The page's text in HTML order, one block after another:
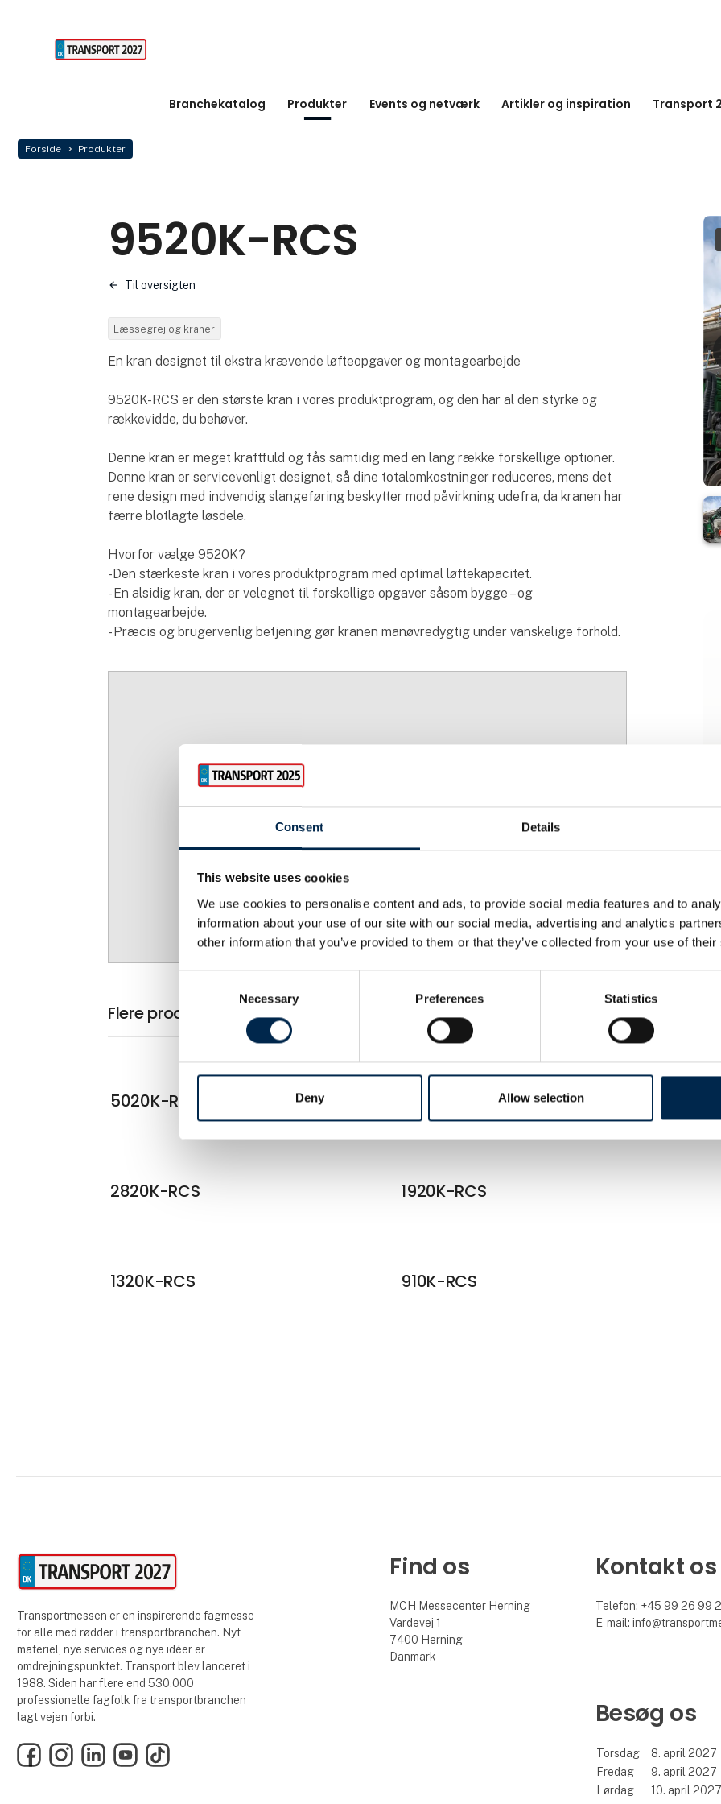
Consent Details
This website uses cookies
We use cookies to personalise content and ads, to provide social media features and to
information about your use of our site with our social media, advertising and analytics
other information that you’ve provided to them or that they’ve collected from your use of
Necessary Preferences Statistics
Deny Allow selection
Branchekatalog Produkter Events og netværk Artikler og inspiration Transport
Forside Produkter
9520K-RCS
Til oversigten
Læssegrej og kraner
En kran designet til ekstra krævende løfteopgaver og montagearbejde
9520K-RCS er den største kran i vores produktprogram, og den har al den styrke og
rækkevidde, du behøver.
Denne kran er meget kraftfuld og fås samtidig med en lang række forskellige optioner.
Denne kran er servicevenligt designet, så dine totalomkostninger reduceres, mens det
rene design med indvendig slangeføring beskytter mod påvirkning udefra, da kranen har
færre blotlagte løsdele.
Hvorfor vælge 9520K?
-Den stærkeste kran i vores produktprogram med optimal løftekapacitet.
- En alsidig kran, der er velegnet til forskellige opgaver såsom bygge – og
montagearbejde.
- Præcis og brugervenlig betjening gør kranen manøvredygtig under vanskelige forhold.
Flere produkter fra HMF Group A/S
5020K-RCS
2820K-RCS 1920K-RCS
1320K-RCS 910K-RCS
Transportmessen er en inspirerende fagmesse
for alle med rødder i transportbranchen. Nyt
materiel, nye services og nye idéer er
omdrejningspunktet. Transport blev lanceret i
1988. Siden har flere end 530.000
professionelle fagfolk fra transportbranchen
lagt vejen forbi.
FacebookInstagramLinkedInYouTubeTikTok
Find os
MCH Messecenter Herning
Vardevej 1
7400 Herning
Danmark
Kontakt os
Telefon: +45 99 26 99
E-mail:
Besøg os
Torsdag 8. april 2027
Fredag
9. april 2027
Lørdag
10. april 2027